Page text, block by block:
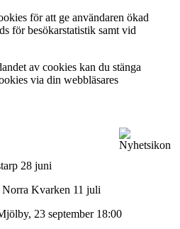
för att ge användaren ökad
för besökarstatistik samt vid
av cookies kan du stänga
via din webbläsares
28 juni
Kvarken 11 juli
23 september 18:00